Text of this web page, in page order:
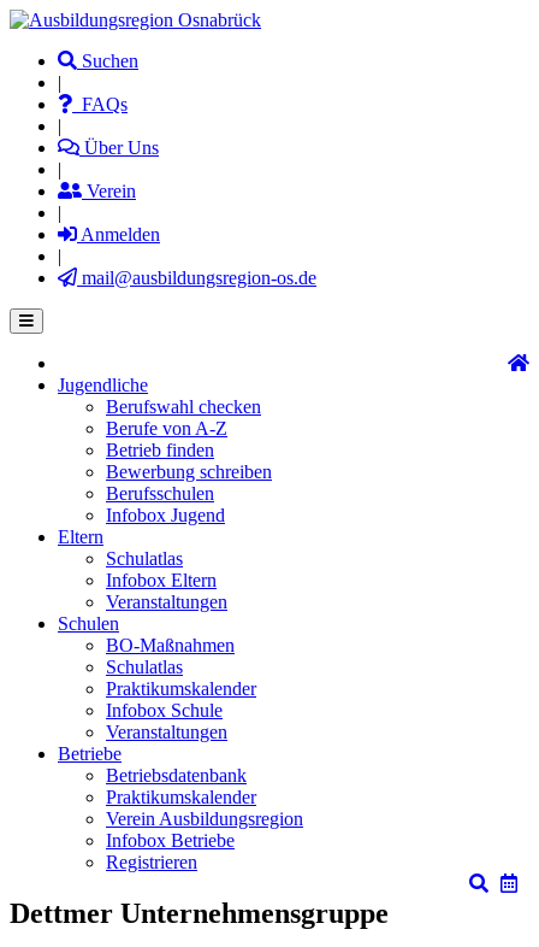
Direkt
Inhalt
Suchen
|
FAQs
|
Über Uns
|
Verein
|
Anmelden
|
mail@ausbildungsregion-os.de
Main
navigation
Jugendliche
Berufswahl checken
Berufe von A-Z
Betrieb finden
Bewerbung schreiben
Berufsschulen
Infobox Jugend
Eltern
Schulatlas
Infobox Eltern
Veranstaltungen
Schulen
BO-Maßnahmen
Schulatlas
Praktikumskalender
Infobox Schule
Veranstaltungen
Betriebe
Betriebsdatenbank
Praktikumskalender
Verein Ausbildungsregion
Infobox Betriebe
Registrieren
Dettmer Unternehmensgruppe